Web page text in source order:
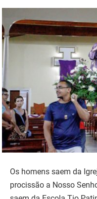
Os homens saem da
procissão a Nosso